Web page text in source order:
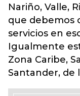
Nariño, Valle,
que debemos
servicios en
Igualmente
Zona Caribe,
Santander, de